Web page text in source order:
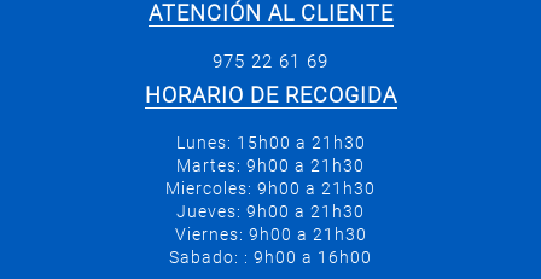
ATENCIÓN AL CLIENTE
975 22 61 69
HORARIO DE RECOGIDA
Lunes: 15h00 a 21h30
Martes: 9h00 a 21h30
Miercoles: 9h00 a 21h30
Jueves: 9h00 a 21h30
Viernes: 9h00 a 21h30
Sabado: : 9h00 a 16h00